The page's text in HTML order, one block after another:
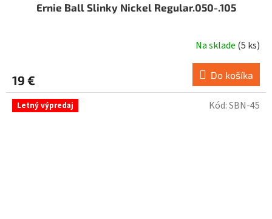
Ernie Ball Slinky Nickel Regular.050-.105
Na sklade (5 ks)
19 € Do košíka
Letný výpredaj Kód:SBN-45